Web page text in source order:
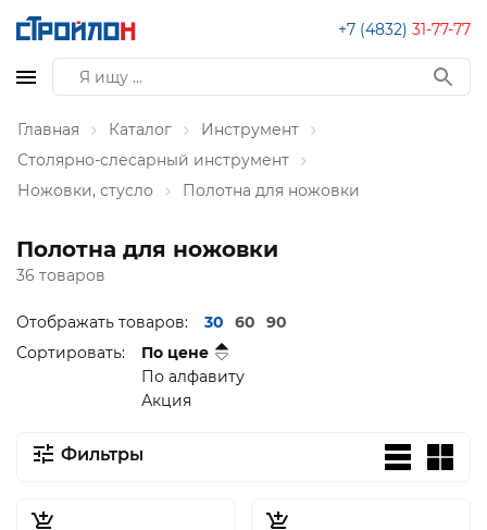
+7 (4832) 31-77-77
Главная Каталог
Инструмент
Столярно-слесарный инструмент
Ножовки, стусло
Полотна для ножовки
Полотна для ножовки
36 товаров
Отображать товаров: 30 60
90
Сортировать:
По цене
По алфавиту
Акция
Фильтры